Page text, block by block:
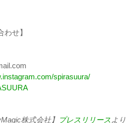
わせ】
spirasuura/
株式会社】 プレスリリースより